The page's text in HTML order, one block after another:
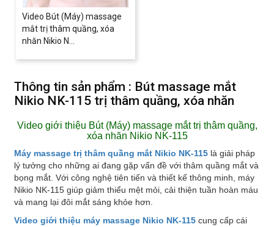
Video Bút (Máy) massage
mắt trị thâm quầng, xóa
nhăn Nikio N...
Thông tin sản phẩm : Bút massage mắt
Nikio NK-115 trị thâm quầng, xóa nhăn
Video giới thiệu Bút (Máy) massage mắt trị thâm quầng,
xóa nhăn Nikio NK-115
Máy massage trị thâm quầng mắt Nikio NK-115 là giải pháp
lý tưởng cho những ai đang gặp vấn đề với thâm quầng mắt và
bọng mắt. Với công nghệ tiên tiến và thiết kế thông minh, máy
Nikio NK-115 giúp giảm thiểu mệt mỏi, cải thiện tuần hoàn máu
và mang lại đôi mắt sáng khỏe hơn.
Video giới thiệu máy massage Nikio NK-115 cung cấp cái